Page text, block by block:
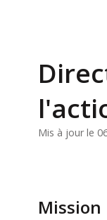
Mis à jour le
Mission